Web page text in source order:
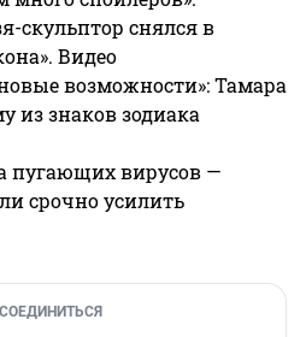
скульптор снялся в
Видео
возможности»: Тамара
из знаков зодиака
пугающих вирусов —
срочно усилить